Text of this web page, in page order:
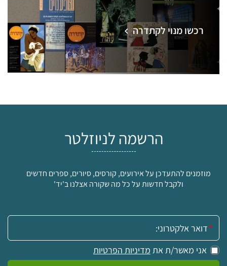
רכשו מנוי לקתדרה
הרשמה לניוזלטר
מוזמנים להתעדכן על אירועים, קורסים, סיורים, ספרים חדשים
ולקבל חדשות על כל מה שקורה אצלנו ב'יד'
אימייל:
אני מאשר/ת את מדיניות הפרטיות